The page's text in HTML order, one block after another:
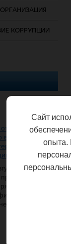
КОРРУПЦИИ
линию
Сайт
опыта.